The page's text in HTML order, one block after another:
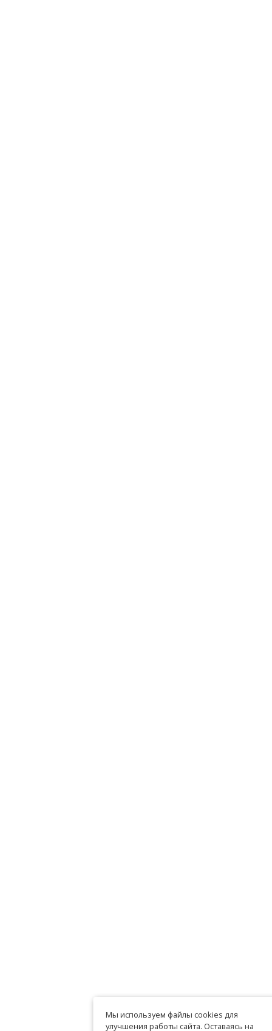
Мы используем файлы cookies для
улучшения работы сайта. Оставаясь на